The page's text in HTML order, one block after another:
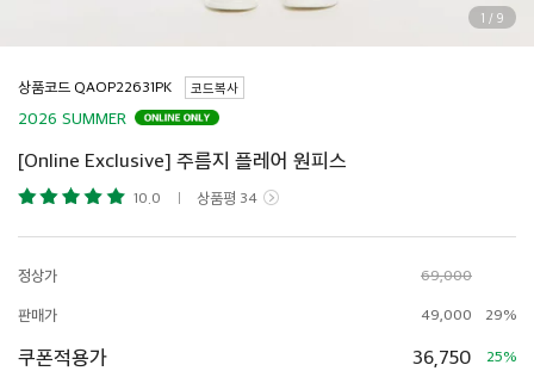
1 / 9
상품코드 코드복사
2026 SUMMER
[Online Exclusive] 주름지 플레어 원피스
10.0 상품평 34
정상가 69,000
판매가 49,000 29%
쿠폰적용가 36,750 25%